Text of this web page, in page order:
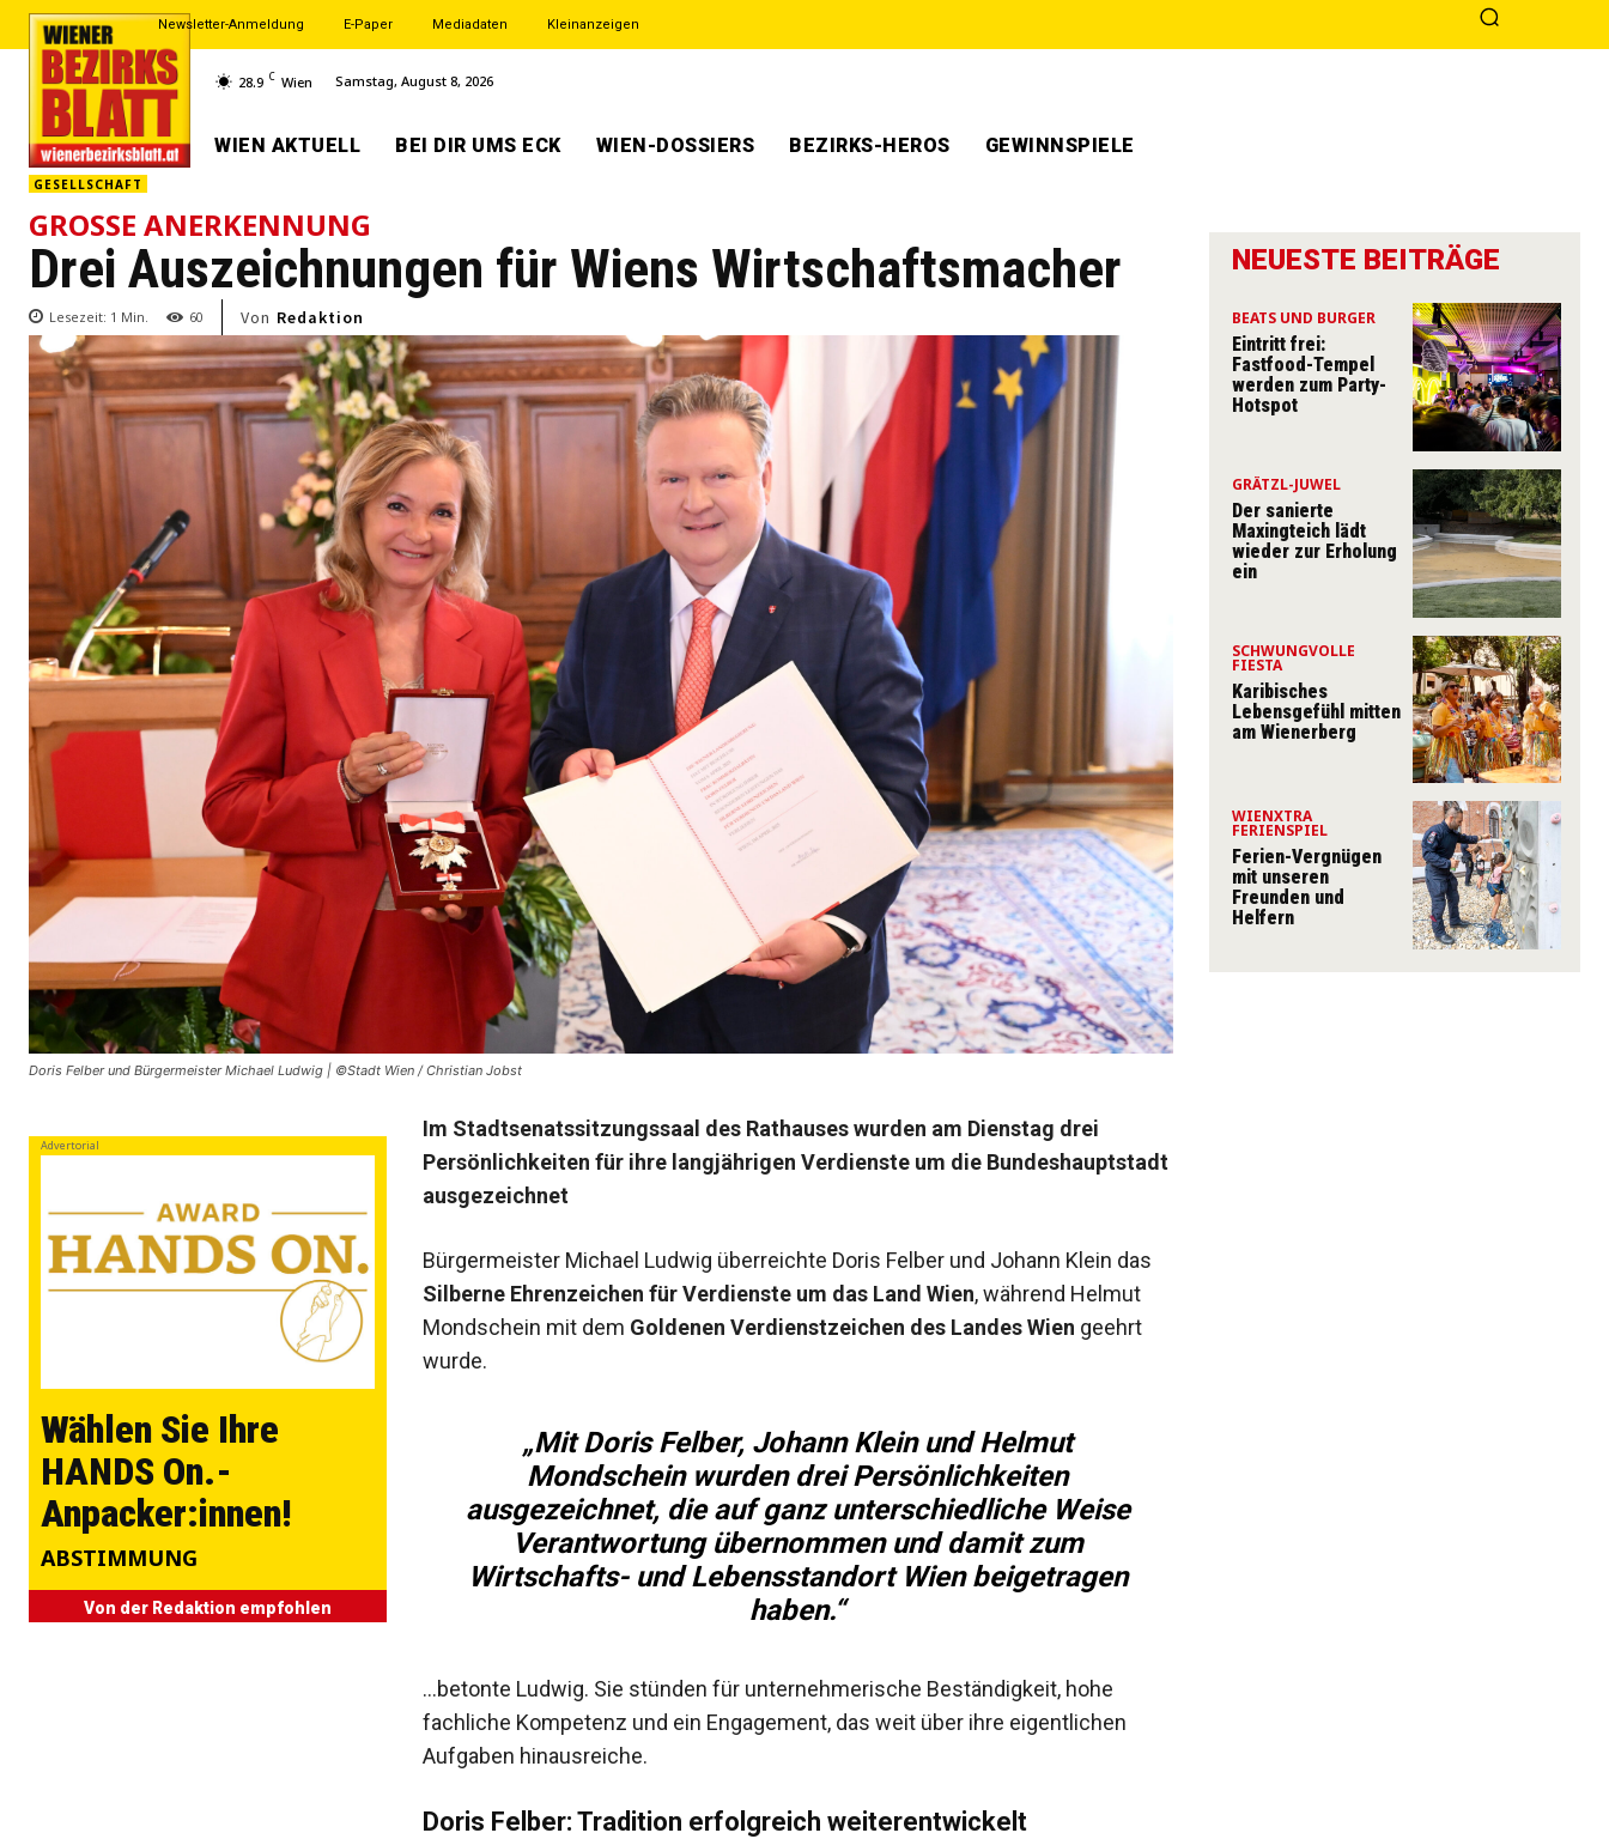
Newsletter-Anmeldung E-Paper Mediadaten Kleinanzeigen
28.9 C Wien Samstag, August 8, 2026
WIEN AKTUELL BEI DIR UMS ECK WIEN-DOSSIERS BEZIRKS-HEROS GEWINNSPIELE
GESELLSCHAFT
GROSSE ANERKENNUNG
Drei Auszeichnungen für Wiens Wirtschaftsmacher
Lesezeit: 1 Min. 60 Von Redaktion
Doris Felber und Bürgermeister Michael Ludwig | ©Stadt Wien / Christian Jobst
Advertorial
Wählen Sie Ihre
HANDS On.-
Anpacker:innen!
ABSTIMMUNG
Von der Redaktion empfohlen
Im Stadtsenatssitzungssaal des Rathauses wurden am Dienstag drei
Persönlichkeiten für ihre langjährigen Verdienste um die Bundeshauptstadt
ausgezeichnet
Bürgermeister Michael Ludwig überreichte Doris Felber und Johann Klein das
Silberne Ehrenzeichen für Verdienste um das Land Wien, während Helmut
Mondschein mit dem Goldenen Verdienstzeichen des Landes Wien geehrt
wurde.
„Mit Doris Felber, Johann Klein und Helmut
Mondschein wurden drei Persönlichkeiten
ausgezeichnet, die auf ganz unterschiedliche Weise
Verantwortung übernommen und damit zum
Wirtschafts- und Lebensstandort Wien beigetragen
haben.“
…betonte Ludwig. Sie stünden für unternehmerische Beständigkeit, hohe
fachliche Kompetenz und ein Engagement, das weit über ihre eigentlichen
Aufgaben hinausreiche.
Doris Felber: Tradition erfolgreich weiterentwickelt
NEUESTE BEITRÄGE
BEATS UND BURGER
Eintritt frei:
Fastfood-Tempel
werden zum Party-
Hotspot
GRÄTZL-JUWEL
Der sanierte
Maxingteich lädt
wieder zur Erholung
ein
SCHWUNGVOLLE
FIESTA
Karibisches
Lebensgefühl mitten
am Wienerberg
WIENXTRA
FERIENSPIEL
Ferien-Vergnügen
mit unseren
Freunden und
Helfern